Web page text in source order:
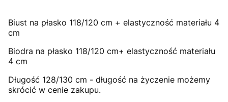
Biust na płasko 118/120 cm + elastyczność materiału 4
cm
Biodra na płasko 118/120 cm+ elastyczność materiału
4 cm
Długość 128/130 cm - długość na życzenie możemy
skrócić w cenie zakupu.